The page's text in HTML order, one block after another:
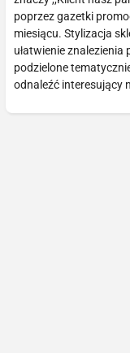
poprzez gazetki
miesiącu. Stylizacja
ułatwienie
podzielone
odnaleźć interesujący